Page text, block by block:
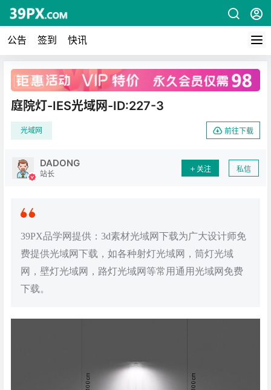
公告 签到 快讯
广告
庭院灯-IES光域网-ID:227-3
光域网 前往下载
DADONG
站长
关注 私信
39PX品学网提供：3d素材光域网下载为广大设计师免
费提供光域网下载，如各种射灯光域网，筒灯光域
网，壁灯光域网，路灯光域网等常用通用光域网免费
下载。